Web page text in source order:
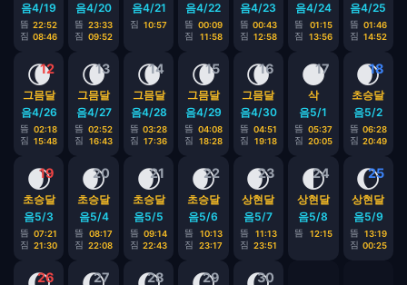
음4/19
뜸 22:52
짐 08:46
음4/20
뜸 23:33
짐 09:52
음4/21
짐 10:57
음4/22
뜸 00:09
짐
11:58
음4/23
뜸 00:43
짐 12:58
음4/24
뜸
01:15
짐
13:56
음4/25
뜸 01:46
짐 14:52
12
🌘
그믐달
음4/26
뜸 02:18
짐 15:48
13
🌘
그믐달
음4/27
뜸 02:52
짐
16:43
14
🌘
그믐달
음4/28
뜸 03:28
짐 17:36
15
🌘
그믐달
음4/29
뜸 04:08
짐
18:28
16
🌘
그믐달
음4/30
뜸 04:51
짐
19:18
17
🌑
삭
음5/1
뜸 05:37
짐 20:05
18
🌒
초승달
음5/2
뜸 06:28
짐 20:49
19
🌒
초승달
음5/3
뜸 07:21
짐 21:30
20
🌒
초승달
음5/4
뜸
08:17
짐 22:08
21
🌒
초승달
음5/5
뜸 09:14
짐 22:43
22
🌒
초승달
음5/6
뜸
10:13
짐
23:17
23
🌒
상현달
음5/7
뜸
11:13
짐 23:51
24
🌓
상현달
음5/8
뜸 12:15
25
🌔
상현달
음5/9
뜸
13:19
짐 00:25
26 27 28 29 30